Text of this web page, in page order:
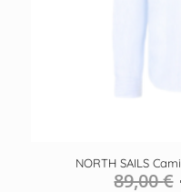
NORTH SAILS
89,00€